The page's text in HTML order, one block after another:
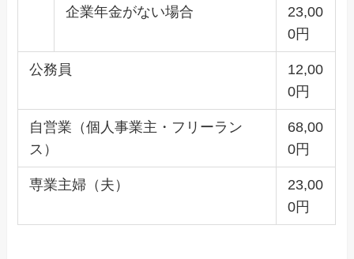
企業年金がない場合
23,00
0円
公務員
12,00
0円
自営業（個人事業主・フリーラン
ス）
68,00
0円
専業主婦（夫）
23,00
0円